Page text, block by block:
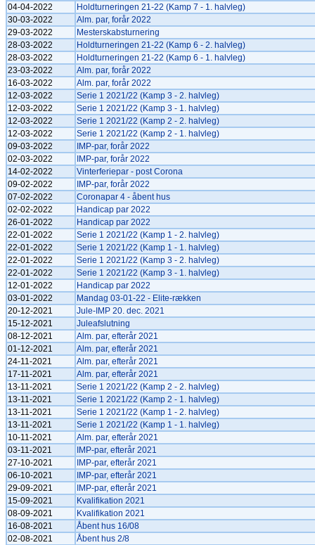
04-04-2022
Holdturneringen 21-22 (Kamp 7 - 1. halvleg)
30-03-2022
Alm. par, forår 2022
29-03-2022
Mesterskabsturnering
28-03-2022
Holdturneringen 21-22 (Kamp 6 - 2. halvleg)
28-03-2022
Holdturneringen 21-22 (Kamp 6 - 1. halvleg)
23-03-2022
Alm. par, forår 2022
16-03-2022
Alm. par, forår 2022
12-03-2022
Serie 1 2021/22 (Kamp 3 - 2. halvleg)
12-03-2022
Serie 1 2021/22 (Kamp 3 - 1. halvleg)
12-03-2022
Serie 1 2021/22 (Kamp 2 - 2. halvleg)
12-03-2022
Serie 1 2021/22 (Kamp 2 - 1. halvleg)
09-03-2022
IMP-par, forår 2022
02-03-2022
IMP-par, forår 2022
14-02-2022
Vinterferiepar - post Corona
09-02-2022
IMP-par, forår 2022
07-02-2022
Coronapar 4 - åbent hus
02-02-2022
Handicap par 2022
26-01-2022
Handicap par 2022
22-01-2022
Serie 1 2021/22 (Kamp 1 - 2. halvleg)
22-01-2022
Serie 1 2021/22 (Kamp 1 - 1. halvleg)
22-01-2022
Serie 1 2021/22 (Kamp 3 - 2. halvleg)
22-01-2022
Serie 1 2021/22 (Kamp 3 - 1. halvleg)
12-01-2022
Handicap par 2022
03-01-2022
Mandag 03-01-22 - Elite-rækken
20-12-2021
Jule-IMP 20. dec. 2021
15-12-2021
Juleafslutning
08-12-2021
Alm. par, efterår 2021
01-12-2021
Alm. par, efterår 2021
24-11-2021
Alm. par, efterår 2021
17-11-2021
Alm. par, efterår 2021
13-11-2021
Serie 1 2021/22 (Kamp 2 - 2. halvleg)
13-11-2021
Serie 1 2021/22 (Kamp 2 - 1. halvleg)
13-11-2021
Serie 1 2021/22 (Kamp 1 - 2. halvleg)
13-11-2021
Serie 1 2021/22 (Kamp 1 - 1. halvleg)
10-11-2021
Alm. par, efterår 2021
03-11-2021
IMP-par, efterår 2021
27-10-2021
IMP-par, efterår 2021
06-10-2021
IMP-par, efterår 2021
29-09-2021
IMP-par, efterår 2021
15-09-2021
Kvalifikation 2021
08-09-2021
Kvalifikation 2021
16-08-2021
Åbent hus 16/08
02-08-2021
Åbent hus 2/8